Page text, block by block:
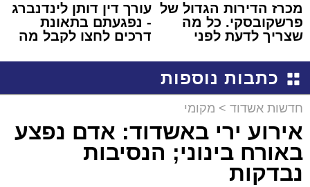
מכרז הדירות הגדול של
פרשקובסקי. כל מה
שצריך לדעת לפני
באשדוד
עורך דין דותן לינדנברג
- נפגעתם בתאונת
דרכים לחצו לקבל מה
כתבות נוספות
חדשות אשדוד > מקומי
אירוע ירי באשדוד: אדם נפצע
באורח בינוני; הנסיבות
נבדקות